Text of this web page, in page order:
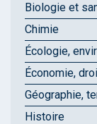
Biologie et
Chimie
Écologie,
Économie,
Géographie,
Histoire